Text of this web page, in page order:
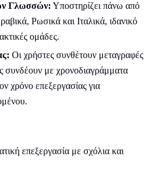
Γλωσσών: Υποστηρίζει πάνω από
Ρωσικά και Ιταλικά, ιδανικό
ομάδες.
Οι χρήστες συνθέτουν μεταγραφές
συνδέουν με χρονοδιαγράμματα
χρόνο επεξεργασίας για
επεξεργασία με σχόλια και